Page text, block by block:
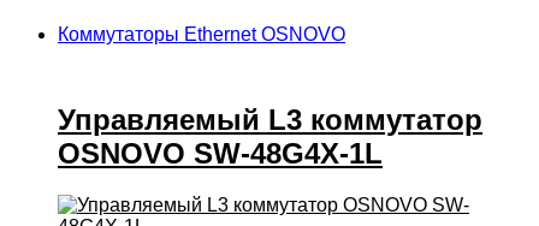
Коммутаторы Ethernet OSNOVO
Управляемый L3 коммутатор
OSNOVO SW-48G4X-1L